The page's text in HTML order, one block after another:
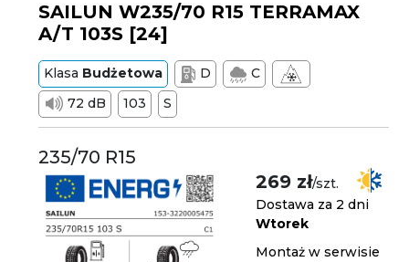
SAILUN W235/70 R15 TERRAMAX
A/T 103S [24]
Klasa Budżetowa D
C
72 dB
103 S
235/70 R15
269 zł/szt.
Dostawa za 2 dni
Wtorek
Montaż w serwisie